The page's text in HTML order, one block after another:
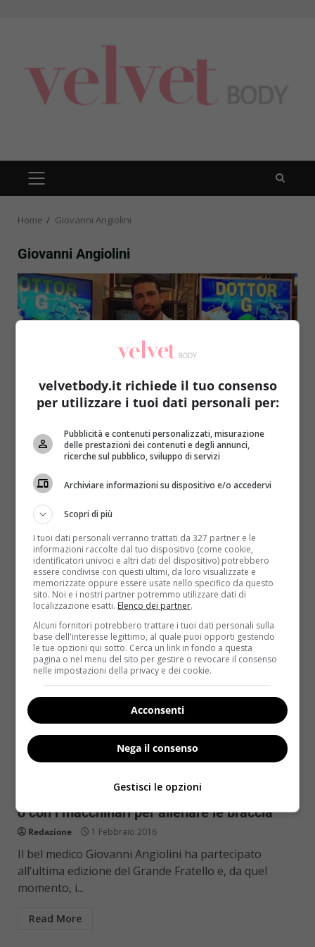
PRIMARY
MENU
Home Giovanni Angiolini
Giovanni Angiolini
Giovanni Angiolini diventa il ‘dottor G’ in tv:
curerà una rubrica di salute a I Fatti Vostri
Redazione
Giovanni Angiolini è uno dei personaggi che più ha
saputo conquistare il pubblico della scorsa edizione
del...
Read More
Fitness
Giovanni Angiolini in palestra: a corpo libero
o con i macchinari per allenare le braccia
Redazione 1 Febbraio 2016
Il bel medico Giovanni Angiolini ha partecipato
all’ultima edizione del Grande Fratello e, da quel
momento, i...
Read More
velvetbody.it richiede il tuo consenso
per utilizzare i tuoi dati personali per:
Pubblicità e contenuti personalizzati, misurazione
delle prestazioni dei contenuti e degli annunci,
ricerche sul pubblico, sviluppo di servizi
Archiviare informazioni su dispositivo e/o accedervi
Scopri di più
I tuoi dati personali verranno trattati da 327 partner e le
informazioni raccolte dal tuo dispositivo (come cookie,
identificatori univoci e altri dati del dispositivo) potrebbero
essere condivise con questi ultimi, da loro visualizzate e
memorizzate oppure essere usate nello specifico da questo
sito. Noi e i nostri partner potremmo utilizzare dati di
localizzazione esatti. Elenco dei partner.
Alcuni fornitori potrebbero trattare i tuoi dati personali sulla
base dell'interesse legittimo, al quale puoi opporti gestendo
le tue opzioni qui sotto. Cerca un link in fondo a questa
pagina o nel menu del sito per gestire o revocare il consenso
nelle impostazioni della privacy e dei cookie.
Acconsenti
Nega il consenso
Gestisci le opzioni